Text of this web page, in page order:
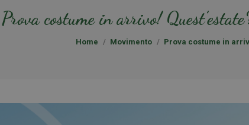
Prova costume in arrivo!
Tu sei qui:
Home Movimento Prova costume in